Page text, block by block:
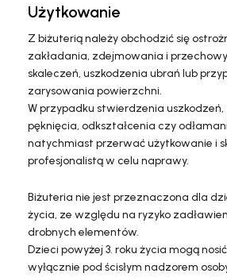
Użytkowanie
Z biżuterią należy obchodzić się
zakładania, zdejmowania i
skaleczeń, uszkodzenia ubrań lub
zarysowania powierzchni.
W przypadku stwierdzenia
pęknięcia, odkształcenia czy
natychmiast przerwać użytkowanie i
profesjonalistą w celu naprawy.
Biżuteria nie jest przeznaczona dla
życia, ze względu na ryzyko
drobnych elementów.
Dzieci powyżej 3. roku życia mogą
wyłącznie pod ścisłym nadzorem